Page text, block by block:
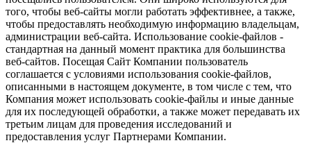
того, чтобы веб-сайты могли работать эффективнее, а также,
чтобы предоставлять необходимую информацию владельцам,
администрации веб-сайта. Использование cookie-файлов -
стандартная на данный момент практика для большинства
веб-сайтов. Посещая Сайт Компании пользователь
соглашается с условиями использования cookie-файлов,
описанными в настоящем документе, в том числе с тем, что
Компания может использовать cookie-файлы и иные данные
для их последующей обработки, а также может передавать их
третьим лицам для проведения исследований и
предоставления услуг Партнерами Компании.